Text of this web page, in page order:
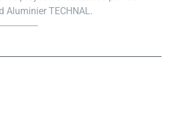
Aluminier TECHNAL.